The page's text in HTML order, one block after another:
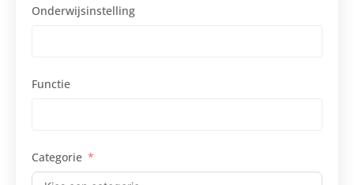
Onderwijsinstelling
Functie
Categorie